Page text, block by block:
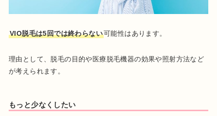
VIO脱毛は5回では終わらない可能性はあります。
理由として、脱毛の目的や医療脱毛機器の効果や照射方法など
が考えられます。
もっと少なくしたい